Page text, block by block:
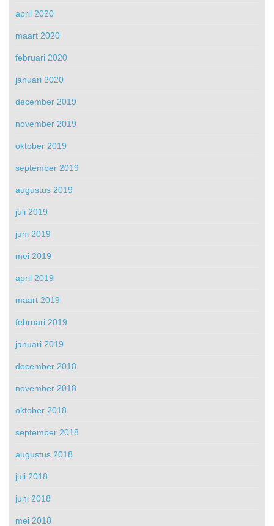
april 2020
maart 2020
februari 2020
januari 2020
december 2019
november 2019
oktober 2019
september 2019
augustus 2019
juli 2019
juni 2019
mei 2019
april 2019
maart 2019
februari 2019
januari 2019
december 2018
november 2018
oktober 2018
september 2018
augustus 2018
juli 2018
juni 2018
mei 2018